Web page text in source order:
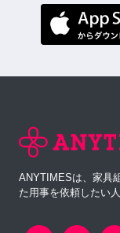
ANYTIMESは、家具
た用事を依頼したい